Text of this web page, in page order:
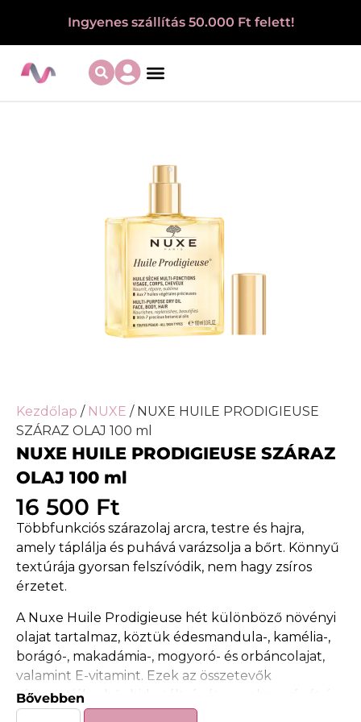
Ingyenes szállítás 50.000 Ft felett!
Kezdőlap / NUXE / NUXE HUILE PRODIGIEUSE
SZÁRAZ OLAJ 100 ml
NUXE HUILE PRODIGIEUSE SZÁRAZ
OLAJ 100 ml
16 500 Ft
Többfunkciós szárazolaj arcra, testre és hajra,
amely táplálja és puhává varázsolja a bőrt. Könnyű
textúrája gyorsan felszívódik, nem hagy zsíros
érzetet.
A Nuxe Huile Prodigieuse hét különböző növényi
olajat tartalmaz, köztük édesmandula-, kamélia-,
borágó-, makadámia-, mogyoró- és orbáncolajat,
valamint E-vitamint. Ezek az összetevők
támogatják a bőr hidratáltságát, rugalmasságát és
komfortérzetét. Rendszeres használat mellett a
Bővebben